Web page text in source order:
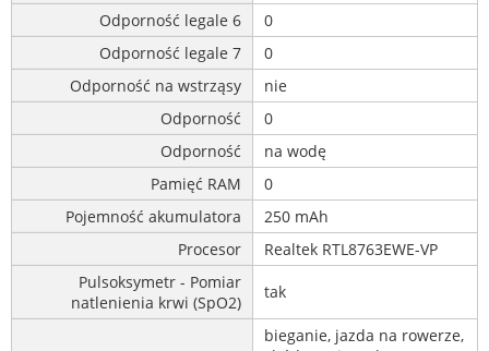
Odporność legale 6
0
Odporność legale 7
0
Odporność na wstrząsy
nie
Odporność
0
Odporność
na wodę
Pamięć RAM
0
Pojemność akumulatora
250 mAh
Procesor
Realtek RTL8763EWE-VP
Pulsoksymetr - Pomiar
natlenienia krwi (SpO2)
tak
bieganie, jazda na rowerze,